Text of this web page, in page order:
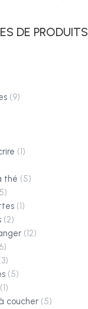
DE PRODUITS
(9)
(1)
thé (5)
(1)
(2)
(12)
(5)
(1)
coucher (5)